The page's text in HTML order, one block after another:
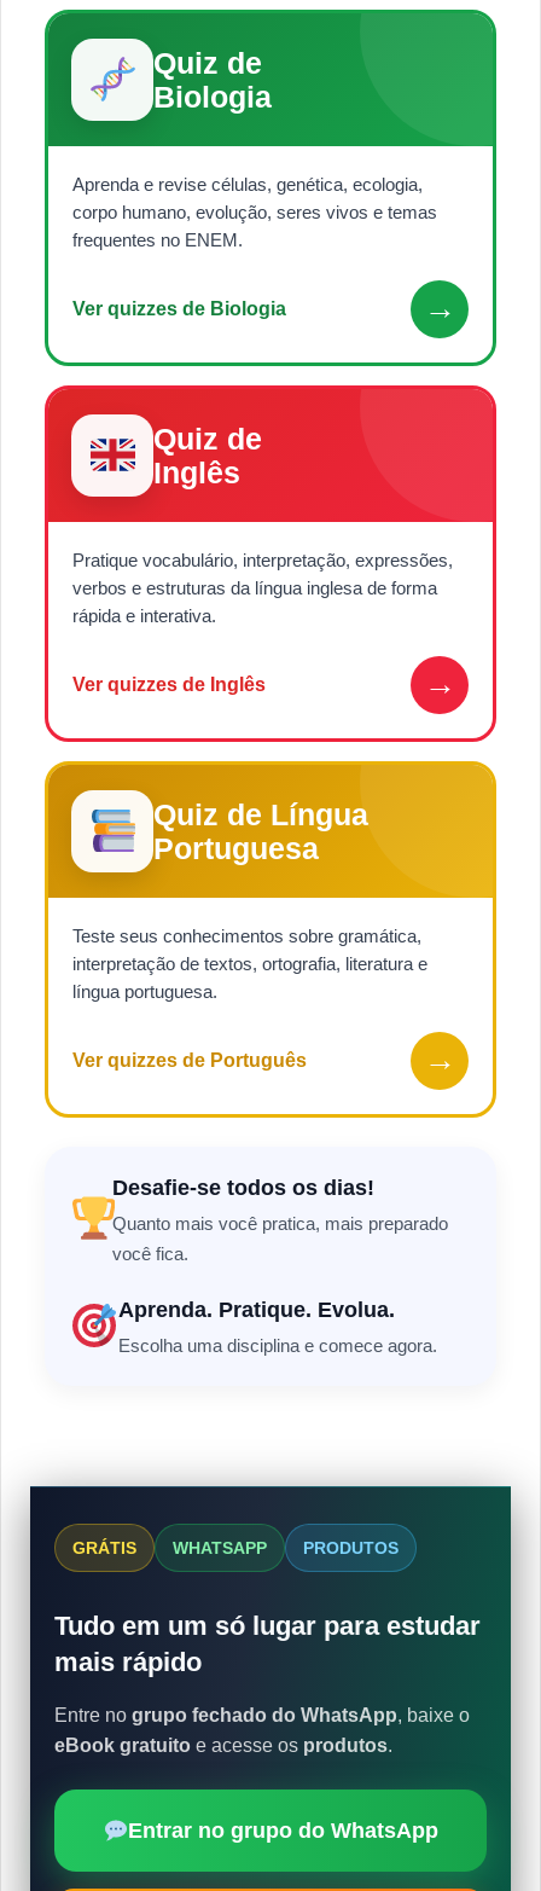
Quiz de
Biologia
Aprenda e revise células, genética, ecologia,
corpo humano, evolução, seres vivos e temas
frequentes no ENEM.
Ver quizzes de Biologia →
Quiz de
Inglês
Pratique vocabulário, interpretação, expressões,
verbos e estruturas da língua inglesa de forma
rápida e interativa.
Ver quizzes de Inglês →
Quiz de Língua
Portuguesa
Teste seus conhecimentos sobre gramática,
interpretação de textos, ortografia, literatura e
língua portuguesa.
Ver quizzes de Português →
Desafie-se todos os dias!
Quanto mais você pratica, mais preparado
você fica.
Aprenda. Pratique. Evolua.
Escolha uma disciplina e comece agora.
GRÁTIS WHATSAPP PRODUTOS
Tudo em um só lugar para estudar
mais rápido
Entre no grupo fechado do WhatsApp, baixe o
eBook gratuito e acesse os produtos.
Entrar no grupo do WhatsApp